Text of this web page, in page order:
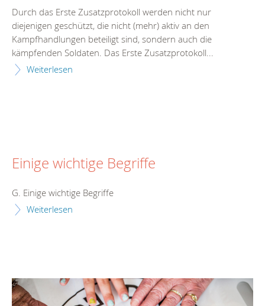
Durch das Erste Zusatzprotokoll werden nicht nur
diejenigen geschützt, die nicht (mehr) aktiv an den
Kampfhandlungen beteiligt sind, sondern auch die
kämpfenden Soldaten. Das Erste Zusatzprotokoll...
Weiterlesen
Einige wichtige Begriffe
G. Einige wichtige Begriffe
Weiterlesen